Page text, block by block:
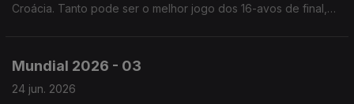
Croácia. Tanto pode ser o melhor jogo dos 16-avos de final,
Mundial 2026 - 03
24 jun. 2026